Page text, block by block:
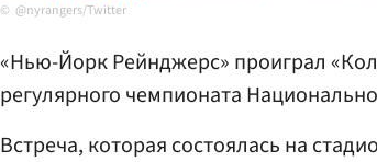
@nyrangers/Twitter
«Нью-Йорк Рейнджерс» проиграл
регулярного чемпионата
Встреча, которая состоялась на